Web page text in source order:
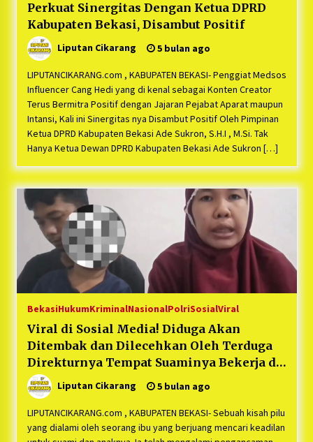
Perkuat Sinergitas Dengan Ketua DPRD
Kabupaten Bekasi, Disambut Positif
Liputan Cikarang 5 bulan ago
LIPUTANCIKARANG.com , KABUPATEN BEKASI- Penggiat Medsos
Influencer Cang Hedi yang di kenal sebagai Konten Creator
Terus Bermitra Positif dengan Jajaran Pejabat Aparat maupun
Intansi, Kali ini Sinergitas nya Disambut Positif Oleh Pimpinan
Ketua DPRD Kabupaten Bekasi Ade Sukron, S.H.I , M.Si. Tak
Hanya Ketua Dewan DPRD Kabupaten Bekasi Ade Sukron […]
BekasiHukumKriminalNasionalPolriSosialViral
Viral di Sosial Media! Diduga Akan
Ditembak dan Dilecehkan Oleh Terduga
Direkturnya Tempat Suaminya Bekerja di
Kabupaten Bekasi
Liputan Cikarang 5 bulan ago
LIPUTANCIKARANG.com , KABUPATEN BEKASI- Sebuah kisah pilu
yang dialami oleh seorang ibu yang berjuang mencari keadilan